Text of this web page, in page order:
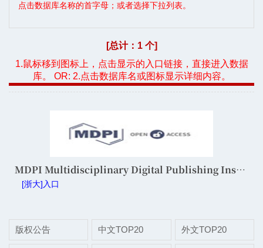
点击数据库名称的首字母；或者选择下拉列表。
[总计：1 个]
1.鼠标移到图标上，点击显示的入口链接，直接进入数据
库。 OR: 2.点击数据库名或图标显示详细内容。
MDPI Multidisciplinary Digital Publishing Institute
[浙大]入口
版权公告 中文TOP20 外文TOP20